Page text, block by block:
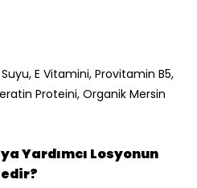
E Vitamini, Provitamin B5,
Proteini, Organik Mersin
Yardımcı Losyonun